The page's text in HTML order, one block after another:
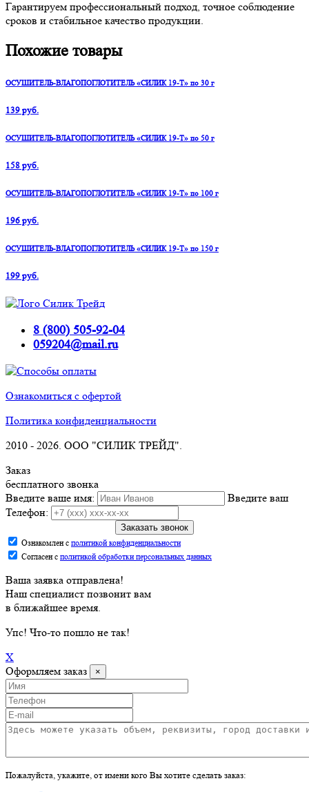
Гарантируем профессиональный подход, точное соблюдение
сроков и стабильное качество продукции.
Похожие товары
ОСУШИТЕЛЬ-ВЛАГОПОГЛОТИТЕЛЬ «СИЛИК 19-Т» по 30 г
139 руб.
ОСУШИТЕЛЬ-ВЛАГОПОГЛОТИТЕЛЬ «СИЛИК 19-Т» по 50 г
158 руб.
ОСУШИТЕЛЬ-ВЛАГОПОГЛОТИТЕЛЬ «СИЛИК 19-Т» по 100 г
196 руб.
ОСУШИТЕЛЬ-ВЛАГОПОГЛОТИТЕЛЬ «СИЛИК 19-Т» по 150 г
199 руб.
8 (800) 505-92-04
059204@mail.ru
Ознакомиться с офертой
Политика конфиденциальности
2010 - 2026. ООО "СИЛИК ТРЕЙД".
Заказ
бесплатного звонка
Введите ваше имя:
Введите ваш
Телефон:
Заказать звонок
Ознакомлен с политикой конфиденциальности
Согласен с политикой обработки персональных данных
Ваша заявка отправлена!
Наш специалист позвонит вам
в ближайшее время.
Упс! Что-то пошло не так!
X
Оформляем заказ
×
Пожалуйста, укажите, от имени кого Вы хотите сделать заказ: